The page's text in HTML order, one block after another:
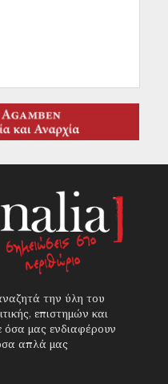
την ύλη του
επιστημών και
όσα μας ενδιαφέρουν
απλά μας